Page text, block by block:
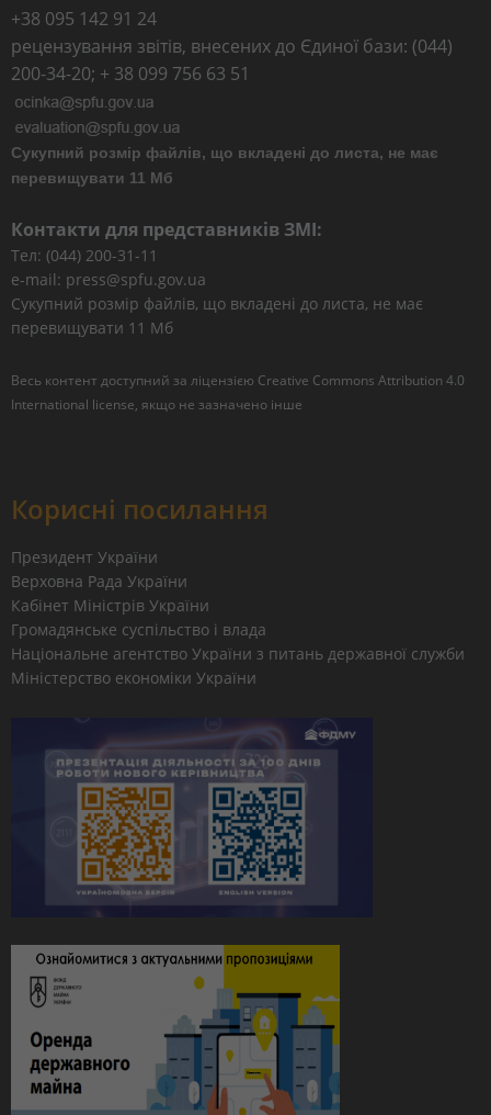
+38 095 142 91 24
рецензування звітів, внесених до Єдиної бази: (044)
200-34-20; + 38 099 756 63 51
Сукупний розмір файлів, що вкладені до листа, не має
перевищувати 11 Мб
Контакти для представників ЗМІ:
Тел: (044) 200-31-11
e-mail: press@spfu.gov.ua
Сукупний розмір файлів, що вкладені до листа, не має
перевищувати 11 Мб
Весь контент доступний за ліцензією Creative Commons Attribution 4.0
International license, якщо не зазначено інше
Корисні посилання
Президент України
Верховна Рада України
Кабінет Міністрів України
Громадянське суспільство і влада
Національне агентство України з питань державної служби
Міністерство економіки України